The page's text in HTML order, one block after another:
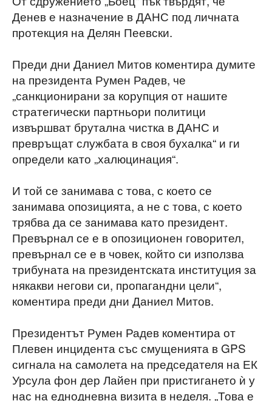
Денев е назначение в ДАНС под личната
протекция на Делян Пеевски.
Преди дни Даниел Митов коментира думите
на президента Румен Радев, че
„санкционирани за корупция от нашите
стратегически партньори политици
извършват брутална чистка в ДАНС и
превръщат службата в своя бухалка“ и ги
определи като „халюцинация“.
И той се занимава с това, с което се
занимава опозицията, а не с това, с което
трябва да се занимава като президент.
Превърнал се е в опозиционен говорител,
превърнал се е в човек, който си използва
трибуната на президентската институция за
някакви негови си, пропагандни цели“,
коментира преди дни Даниел Митов.
Президентът Румен Радев коментира от
Плевен инцидента със смущенията в GPS
сигнала на самолета на председателя на ЕК
Урсула фон дер Лайен при пристигането ѝ у
нас на еднодневна визита в неделя. „Това е